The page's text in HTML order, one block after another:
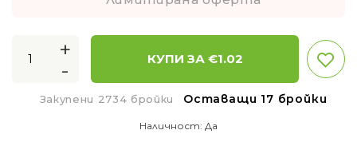
+
-
КУПИ ЗА €1.02
Закупени 2734 бройки Оставащи 17 бройки
Наличност: Да